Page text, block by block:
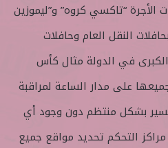
الأجرة “تاكسي كروه” و”ليموزين
النقل العام وحافلات
الكبرى في الدولة مثال كأس
على مدار الساعة لمراقبة
تسير بشكل منتظم دون وجود أي
التحكم تحديد مواقع جميع